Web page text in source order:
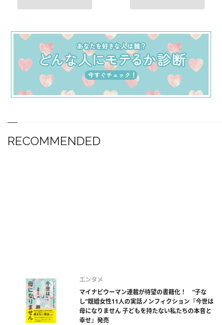
RECOMMENDED
エンタメ
マイナビウーマン連載が待望の書籍化！ “子な
し”既婚女性11人の実話ノンフィクション『今世は
母になりません 子どもを持たない私たちの本音と
幸せ』発売